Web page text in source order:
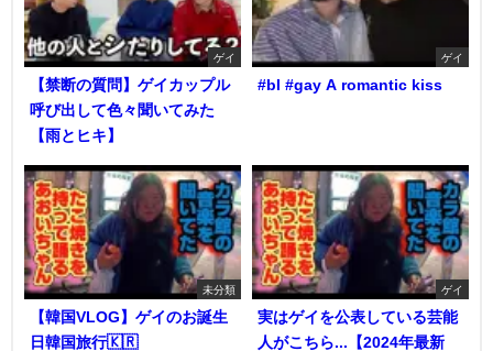
ゲイ
【禁断の質問】ゲイカップル
呼び出して色々聞いてみた
【雨とヒキ】
ゲイ
#bl #gay A romantic kiss
未分類
【韓国VLOG】ゲイのお誕生
日韓国旅行🇰🇷
ゲイ
実はゲイを公表している芸能
人がこちら...【2024年最新